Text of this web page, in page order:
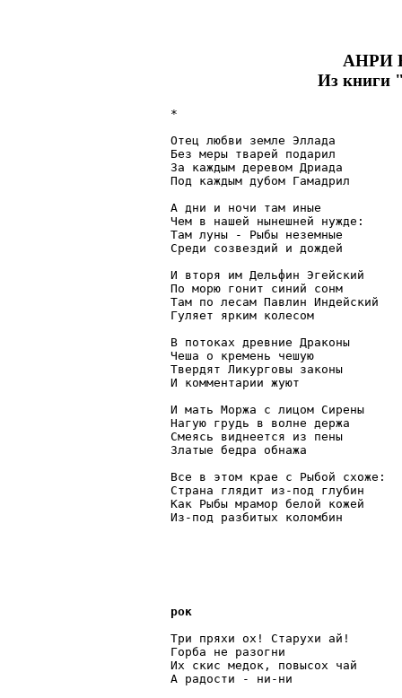
АНРИ
Из книги
*
Отец любви земле Эллада
Без меры тварей подарил
За каждым деревом Дриада
Под каждым дубом Гамадрил
А дни и ночи там иные
Чем в нашей нынешней нужде:
Там луны - Рыбы неземные
Среди созвездий и дождей
И вторя им Дельфин Эгейский
По морю гонит синий сонм
Там по лесам Павлин Индейский
Гуляет ярким колесом
В потоках древние Драконы
Чеша о кремень чешую
Твердят Ликурговы законы
И комментарии жуют
И мать Моржа с лицом Сирены
Нагую грудь в волне держа
Смеясь виднеется из пены
Златые бедра обнажа
Все в этом крае с Рыбой схоже:
Страна глядит из-под глубин
Как Рыбы мрамор белой кожей
Из-под разбитых коломбин
рок
Три пряхи ох! Старухи ай!
Горба не разогни
Их скис медок, повысох чай
А радости - ни-ни